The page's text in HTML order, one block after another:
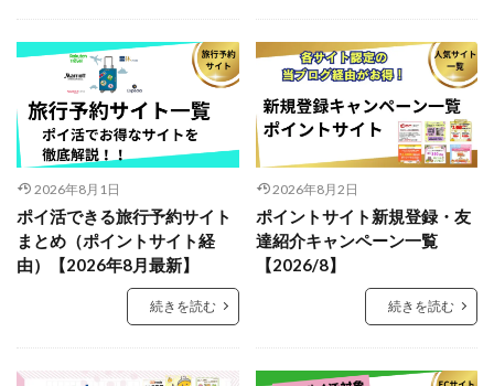
2026年8月1日
ポイ活できる旅行予約サイト
まとめ（ポイントサイト経
由）【2026年8月最新】
続きを読む
2026年8月2日
ポイントサイト新規登録・友
達紹介キャンペーン一覧
【2026/8】
続きを読む